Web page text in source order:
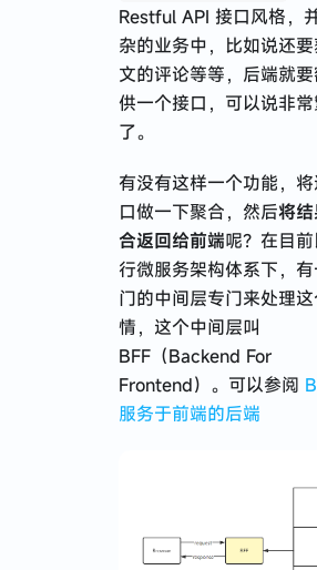
Restful API 接口风格，
杂的业务中，比如说还
文的评论等等，后端就
供一个接口，可以说非
了。
有没有这样一个功能，
口做一下聚合，然后将
合返回给前端呢？在目
行微服务架构体系下，
门的中间层专门来处理
情，这个中间层叫
BFF（Backend For
Frontend）。可以参阅
服务于前端的后端